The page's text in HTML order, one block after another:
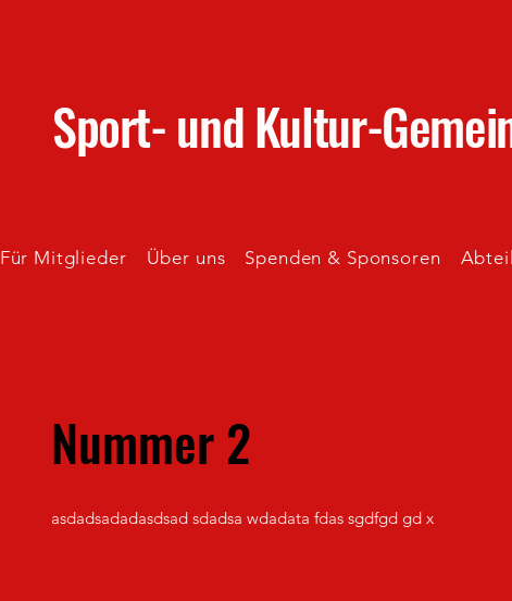
Sport- und Kultur-
Für Mitglieder Über uns Spenden & Sponsoren
Nummer 2
asdadsadadasdsad sdadsa wdadata fdas sgdfgd gd x